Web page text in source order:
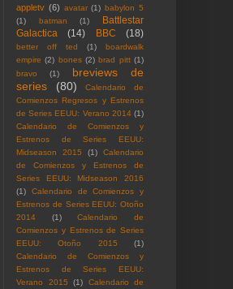
appletv (6) avatar (1) babylon 5
(1)
batman (1)
Battlestar
Galactica
(14) BBC (18)
better off ted (1)
boardwalk
empire (2) bones (2) brad pitt (1)
bravo
(1)
breviews de
series
(80)
Calendario de
Comienzos Regresos y Estrenos
de Series EEUU: Verano 2014 (1)
Calendario de Comienzos y
Estrenos de Series EEUU:
Midseason 2015
(1)
Calendario
de Comienzos y Estrenos de
Series EEUU: Midseason 2016
(1)
Calendario de Comienzos y
Estrenos de Series EEUU: Otoño
2014
(1)
Calendario de
Comienzos y Estrenos de Series
EEUU: Otoño 2015
(1)
Calendario de Comienzos y
Estrenos de Series EEUU:
Verano 2015
(1)
Calendario de